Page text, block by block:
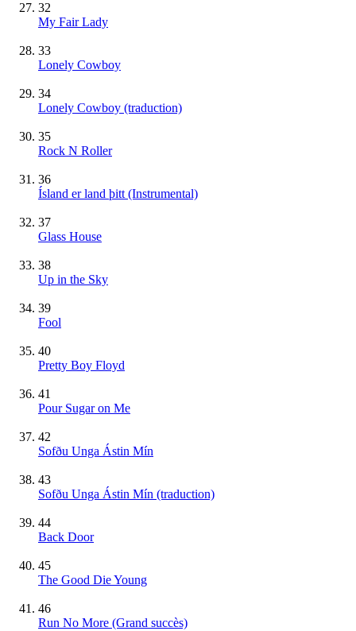
32
My Fair Lady
33
Lonely Cowboy
34
Lonely Cowboy (traduction)
35
Rock N Roller
36
Ísland er land þitt (Instrumental)
37
Glass House
38
Up in the Sky
39
Fool
40
Pretty Boy Floyd
41
Pour Sugar on Me
42
Sofðu Unga Ástin Mín
43
Sofðu Unga Ástin Mín (traduction)
44
Back Door
45
The Good Die Young
46
Run No More (Grand succès)